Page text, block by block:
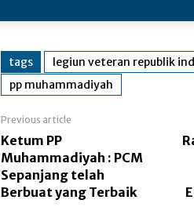
tags legiun veteran republik
pp muhammadiyah
Previous article
Ketum PP
Muhammadiyah : PCM
Sepanjang telah
Berbuat yang Terbaik